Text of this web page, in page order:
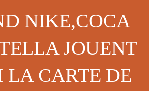
NIKE,COCA
JOUENT
LA CARTE DE